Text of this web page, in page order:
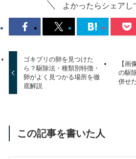
よかったらシェアし
ゴキブリの卵を見つけた
ら？駆除法・種類別特徴・
卵がよく見つかる場所を徹
底解説
【画
の駆
併せ
この記事を書いた人